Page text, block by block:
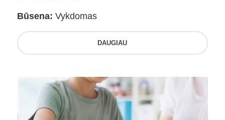
Būsena: Vykdomas
DAUGIAU